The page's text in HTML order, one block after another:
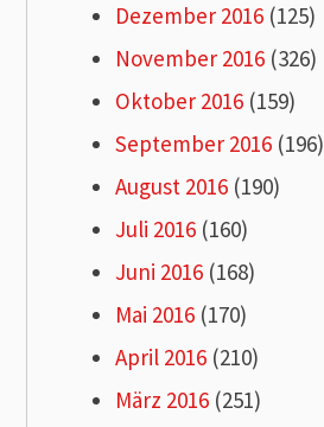
Dezember 2016 (125)
November 2016 (326)
Oktober 2016 (159)
September 2016 (196)
August 2016 (190)
Juli 2016 (160)
Juni 2016 (168)
Mai 2016 (170)
April 2016 (210)
März 2016 (251)